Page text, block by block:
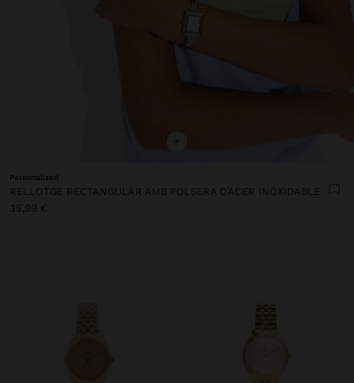
+
Personalized
RELLOTGE RECTANGULAR AMB POLSERA D’ACER INOXIDABLE
35,99 €